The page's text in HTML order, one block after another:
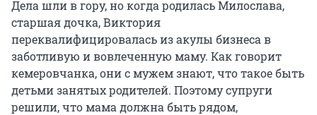
Дела шли в гору, но когда родилась Милослава,
старшая дочка, Виктория
переквалифицировалась из акулы бизнеса в
заботливую и вовлеченную маму. Как говорит
кемеровчанка, они с мужем знают, что такое быть
детьми занятых родителей. Поэтому супруги
решили, что мама должна быть рядом,